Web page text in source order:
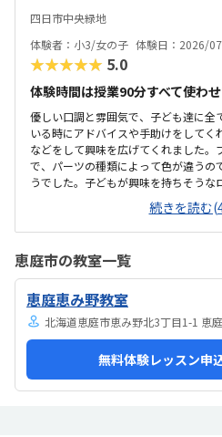
できました。入室したら必ず手を洗う
教科書などもきちんと整理整頓されて
半額になりました。入会金も無料に。
四日市中央緑地
体験者：小3/女の子 体験日：2026/07
★★★★★ 5.0
体験時間は授業90分すべて使わ
優しい口調と雰囲気で、子ども達に全
いる時にアドバイスや手助けをして
などをして興味を広げてくれました。
で、パーツの種類によって色が違うの
うでした。子どもが興味を持ちそうな
ったです。駐車場は停めやすく、分か
ます。近くに別の施設もあるので、習
思いました。教室はシンプルで余計な
したりできるのは助かります。料金は
いませんが、子どもの成長具合で判断
的にどんどん作り進めていったのには
さんあれこれ説明されずブロックを触
続きを読む
恵庭市の教室一覧
恵庭恵み野教室
北海道恵庭市恵み野北3丁目1-1 恵
無料体験レッスン申